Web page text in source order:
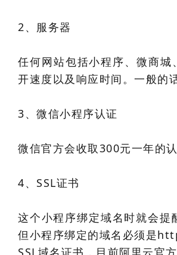
2、服务器
任何网站包括小程序、微商
开速度以及响应时间。一般的
3、微信小程序认证
微信官方会收取300元一年的认
4、SSL证书
这个小程序绑定域名时就会
但小程序绑定的域名必须是
SSL域名证书，目前阿里云官